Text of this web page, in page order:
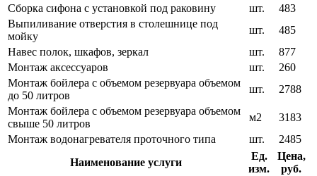
Сборка сифона с установкой под раковину
шт.
483
Выпиливание отверстия в столешнице под
мойку
шт.
485
Навес полок, шкафов, зеркал
шт.
877
Монтаж аксессуаров
шт.
260
Монтаж бойлера с объемом резервуара объемом
до 50 литров
шт.
2788
Монтаж бойлера с объемом резервуара объемом
свыше 50 литров
м2
3183
Монтаж водонагревателя проточного типа
шт.
2485
Наименование услуги
Ед.
изм.
Цена,
руб.